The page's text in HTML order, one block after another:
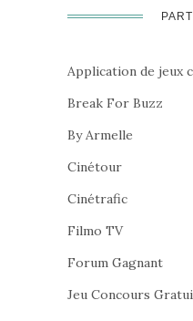
Application de jeux
Break For Buzz
By Armelle
Cinétour
Cinétrafic
Filmo TV
Forum Gagnant
Jeu Concours